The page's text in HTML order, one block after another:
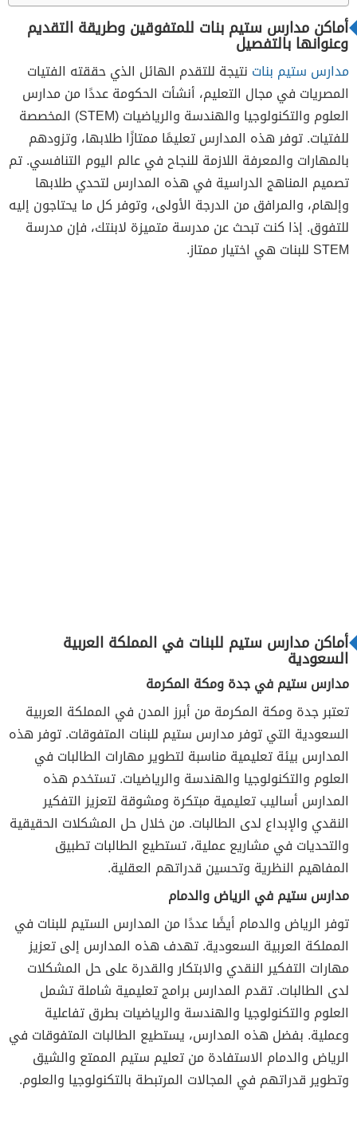
أماكن مدارس ستيم بنات للمتفوقين وطريقة التقديم
وعنوانها بالتفصيل
مدارس ستيم بنات نتيجة للتقدم الهائل الذي حققته الفتيات
المصريات في مجال التعليم، أنشأت الحكومة عددًا من مدارس
العلوم والتكنولوجيا والهندسة والرياضيات (STEM) المخصصة
للفتيات. توفر هذه المدارس تعليمًا ممتازًا طلابها، وتزودهم
بالمهارات والمعرفة اللازمة للنجاح في عالم اليوم التنافسي. تم
تصميم المناهج الدراسية في هذه المدارس لتحدي طلابها
وإلهام، والمرافق من الدرجة الأولى، وتوفر كل ما يحتاجون إليه
للتفوق. إذا كنت تبحث عن مدرسة متميزة لابنتك، فإن مدرسة
STEM للبنات هي اختيار ممتاز.
أماكن مدارس ستيم للبنات في المملكة العربية
السعودية
مدارس ستيم في جدة ومكة المكرمة
تعتبر جدة ومكة المكرمة من أبرز المدن في المملكة العربية
السعودية التي توفر مدارس ستيم للبنات المتفوقات. توفر هذه
المدارس بيئة تعليمية مناسبة لتطوير مهارات الطالبات في
العلوم والتكنولوجيا والهندسة والرياضيات. تستخدم هذه
المدارس أساليب تعليمية مبتكرة ومشوقة لتعزيز التفكير
النقدي والإبداع لدى الطالبات. من خلال حل المشكلات الحقيقية
والتحديات في مشاريع عملية، تستطيع الطالبات تطبيق
المفاهيم النظرية وتحسين قدراتهم العقلية.
مدارس ستيم في الرياض والدمام
توفر الرياض والدمام أيضًا عددًا من المدارس الستيم للبنات في
المملكة العربية السعودية. تهدف هذه المدارس إلى تعزيز
مهارات التفكير النقدي والابتكار والقدرة على حل المشكلات
لدى الطالبات. تقدم المدارس برامج تعليمية شاملة تشمل
العلوم والتكنولوجيا والهندسة والرياضيات بطرق تفاعلية
وعملية. بفضل هذه المدارس، يستطيع الطالبات المتفوقات في
الرياض والدمام الاستفادة من تعليم ستيم الممتع والشيق
وتطوير قدراتهم في المجالات المرتبطة بالتكنولوجيا والعلوم.